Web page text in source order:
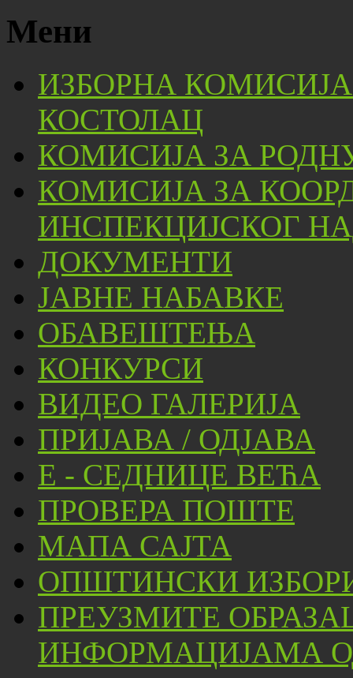
Мени
ИЗБОРНА
КОСТОЛАЦ
КОМИСИЈА ЗА
КОМИСИЈА ЗА
ИНСПЕКЦИЈСКОГ
ДОКУМЕНТИ
ЈАВНЕ НАБАВКЕ
ОБАВЕШТЕЊА
КОНКУРСИ
ВИДЕО ГАЛЕРИЈА
ПРИЈАВА / ОДЈАВА
Е - СЕДНИЦЕ ВЕЋА
ПРОВЕРА ПОШТЕ
МАПА САЈТА
ОПШТИНСКИ
ПРЕУЗМИТЕ
ИНФОРМАЦИЈАМА